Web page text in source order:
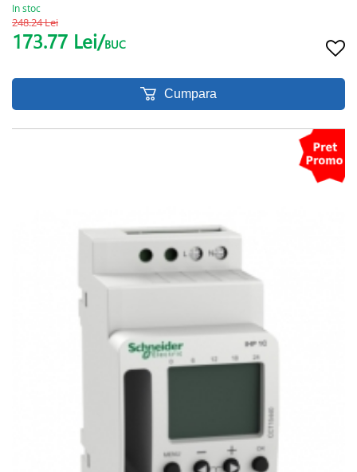
In stoc
248.24 Lei
173.77 Lei/BUC
Cumpara